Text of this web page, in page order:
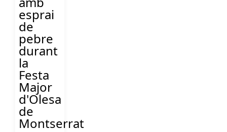
esprai
de
pebre
durant
la
Festa
Major
d'Olesa
de
Montserrat